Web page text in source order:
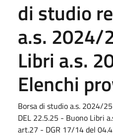
di studio
a.s. 2024/
Libri a.s.
Elenchi
Borsa di studio a.s. 2024/
DEL 22.5.25 - Buono Libri
art.27 - DGR 17/14 del